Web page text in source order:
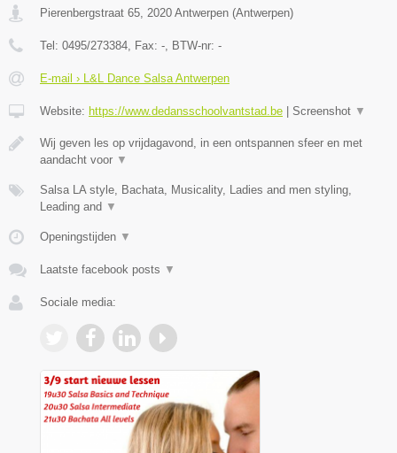
Pierenbergstraat 65 2020 Antwerpen (Antwerpen)
Tel: 0495/273384 , Fax: - , BTW-nr: -
E-mail › L&L Dance Salsa Antwerpen
Website: https://www.dedansschoolvantstad.be | Screenshot ▼
Wij geven les op vrijdagavond, in een ontspannen sfeer en met
aandacht voor ▼
Salsa LA style, Bachata, Musicality, Ladies and men styling,
Leading and ▼
Openingstijden ▼
Laatste facebook posts ▼
Sociale media: